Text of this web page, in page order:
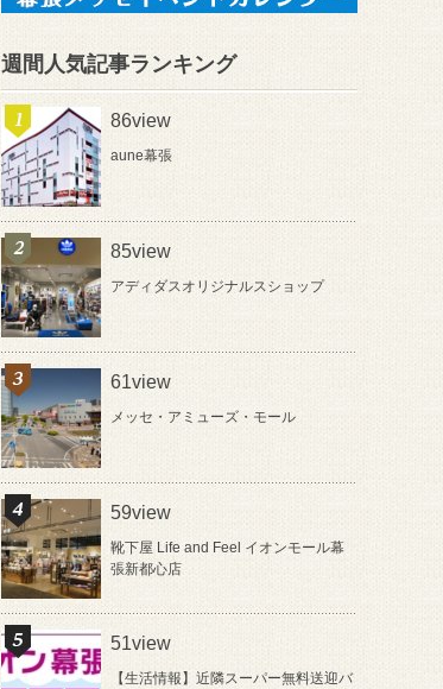
週間人気記事ランキング
86view
aune幕張
85view
アディダスオリジナルスショップ
61view
メッセ・アミューズ・モール
59view
靴下屋 Life and Feel イオンモール幕
張新都心店
51view
【生活情報】近隣スーパー無料送迎バ